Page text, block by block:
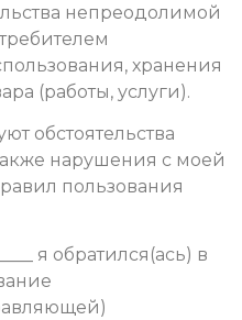
непреодолимой
хранения
(работы, услуги).
обстоятельства
нарушения с моей
пользования
я обратился(ась) в